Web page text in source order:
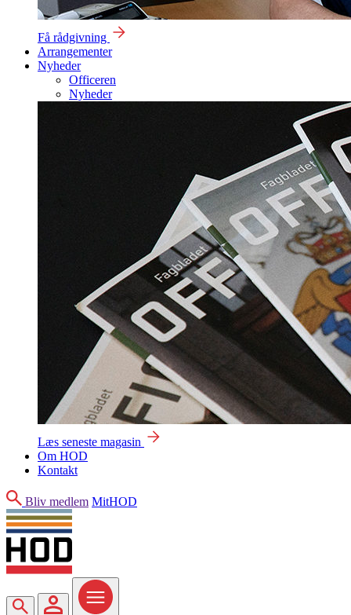
Få rådgivning
Arrangementer
Nyheder
Officeren
Nyheder
Læs seneste magasin
Om HOD
Kontakt
Søg
Bliv medlem MitHOD